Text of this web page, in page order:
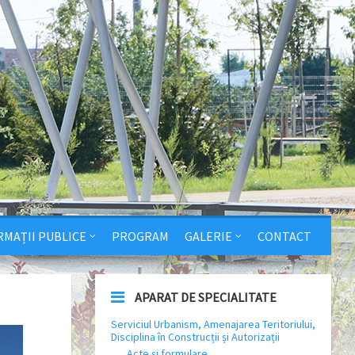
PUBLICE PROGRAM GALERIE CONTACT
APARAT DE SPECIALITATE
Serviciul Urbanism, Amenajarea Teritoriului,
Disciplina în Construcții și Autorizații